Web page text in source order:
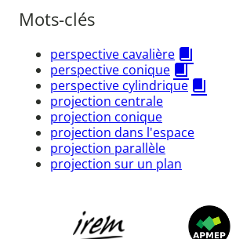
Mots-clés
perspective cavalière
perspective conique
perspective cylindrique
projection centrale
projection conique
projection dans l'espace
projection parallèle
projection sur un plan